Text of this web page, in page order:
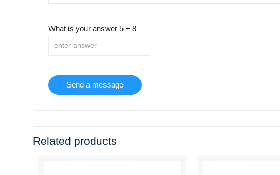
What is your answer 5+ 8
Related products